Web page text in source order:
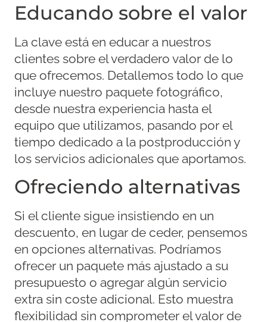
Educando sobre el valor
La clave está en educar a nuestros
clientes sobre el verdadero valor de lo
que ofrecemos. Detallemos todo lo que
incluye nuestro paquete fotográfico,
desde nuestra experiencia hasta el
equipo que utilizamos, pasando por el
tiempo dedicado a la postproducción y
los servicios adicionales que aportamos.
Ofreciendo alternativas
Si el cliente sigue insistiendo en un
descuento, en lugar de ceder, pensemos
en opciones alternativas. Podríamos
ofrecer un paquete más ajustado a su
presupuesto o agregar algún servicio
extra sin coste adicional. Esto muestra
flexibilidad sin comprometer el valor de